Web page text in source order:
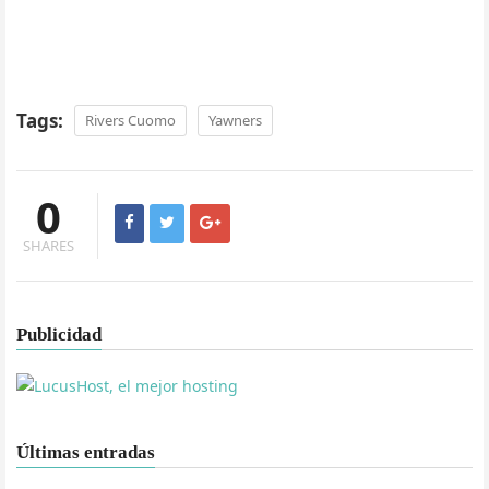
Tags: Rivers Cuomo Yawners
0
SHARES
Publicidad
Últimas entradas